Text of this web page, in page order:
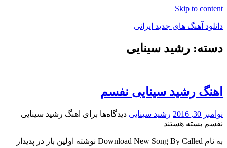
Skip to content
دانلود آهنگ های جدید ایرانی
دانلود
دسته: رشید سینایی
اهنگ رشید سینایی نفسم
نوامبر 30, 2016 رشید سینایی دیدگاه‌ها برای اهنگ رشید سینایی
نفسم بسته هستند
به نام Download New Song By Called نوشته اولین بار در پدیدار